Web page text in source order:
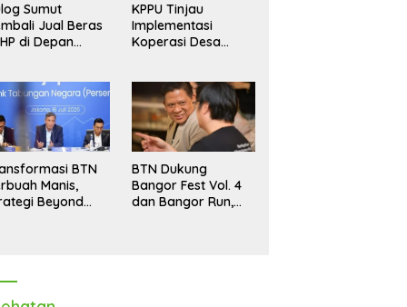
Sumut
Jual Beras
di Depan
Akhir Tahun
KPPU Tinjau
Implementasi
Koperasi Desa
BTN
Manis,
Beyond
BTN Dukung
Bangor Fest Vol. 4
dan Bangor Run,